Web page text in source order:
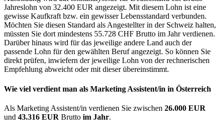
Jahreslohn von 32.400 EUR angezeigt. Mit diesem Lohn ist eine
gewisse Kaufkraft bzw. ein gewisser Lebensstandard verbunden.
Möchten Sie diesen Standard als Angestellter in der Schweiz halten,
müssten Sie dort mindestens 55.728 CHF Brutto im Jahr verdienen.
Darüber hinaus wird für das jeweilige andere Land auch der
passende Lohn für den gewählten Beruf angezeigt. So können Sie
direkt prüfen, inwiefern der jeweilige Lohn von der rechnerischen
Empfehlung abweicht oder mit dieser übereinstimmt.
Wie viel verdient man als Marketing Assistent/in in Österreich
Als Marketing Assistent/in verdienen Sie zwischen 26.000 EUR
und 43.316 EUR Brutto im Jahr.